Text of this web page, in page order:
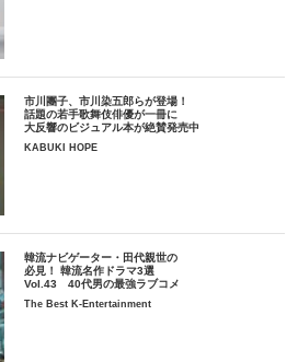
市川團子、市川染五郎らが登場！
話題の若手歌舞伎俳優が一冊に
大反響のビジュアル本が絶賛発売中
KABUKI HOPE
韓流ナビゲーター・田代親世の
必見！ 韓流名作ドラマ3選
Vol.43 40代男の最強ラブコメ
The Best K-Entertainment